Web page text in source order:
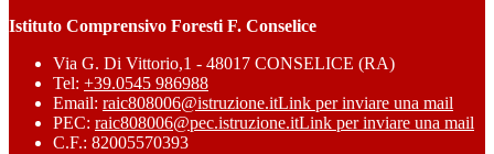
Istituto Comprensivo Foresti F. Conselice
Via G. Di Vittorio,1 - 48017 CONSELICE (RA)
Tel: +39.0545 986988
Email: raic808006@istruzione.itLink per inviare una mail
PEC: raic808006@pec.istruzione.itLink per inviare una mail
C.F.: 82005570393